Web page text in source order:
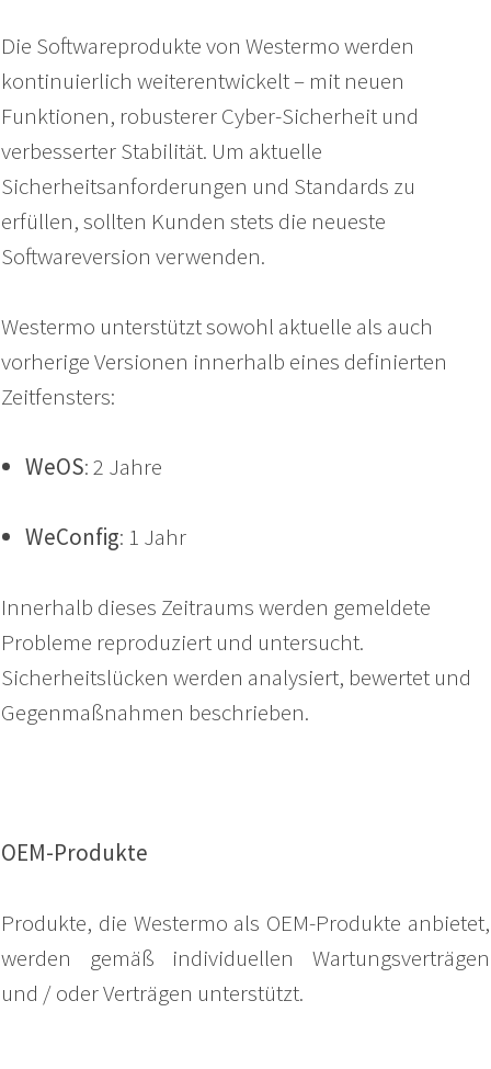
Die Softwareprodukte von Westermo werden
kontinuierlich weiterentwickelt – mit neuen
Funktionen, robusterer Cyber-Sicherheit und
verbesserter Stabilität. Um aktuelle
Sicherheitsanforderungen und Standards zu
erfüllen, sollten Kunden stets die neueste
Softwareversion verwenden.
Westermo unterstützt sowohl aktuelle als auch
vorherige Versionen innerhalb eines definierten
Zeitfensters:
WeOS: 2 Jahre
WeConfig: 1 Jahr
Innerhalb dieses Zeitraums werden gemeldete
Probleme reproduziert und untersucht.
Sicherheitslücken werden analysiert, bewertet und
Gegenmaßnahmen beschrieben.
OEM-Produkte
Produkte, die Westermo als OEM-Produkte anbietet,
werden gemäß individuellen Wartungsverträgen
und / oder Verträgen unterstützt.